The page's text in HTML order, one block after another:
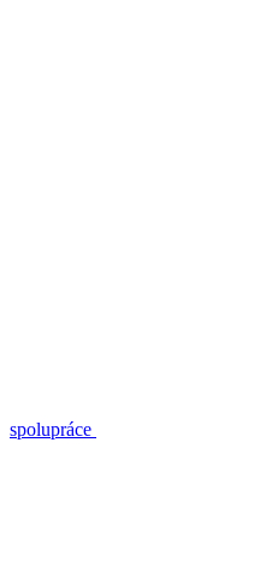
spolupráce